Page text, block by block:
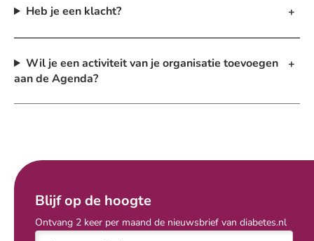
Heb je een klacht?
Wil je een activiteit van je organisatie toevoegen
aan de Agenda?
Blijf op de hoogte
Ontvang 2 keer per maand de nieuwsbrief van diabetes.nl
E-mailadres